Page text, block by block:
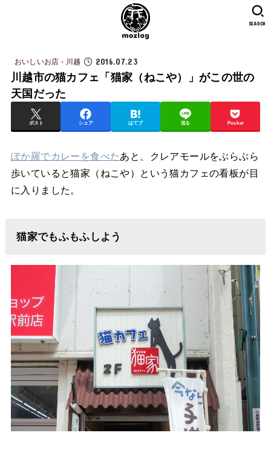
SEARCH
おいしいお店 - 川越 2016.07.23
川越市の猫カフェ「猫家（ねこや）」がこの世の
天国だった
ポスト シェア はてブ 送る Pocket
ぽか羅でカレーを食べたあと、クレアモールをぶらぶら
歩いていると猫家（ねこや）という猫カフェの看板が目
に入りました。
猫家でもふもふしよう